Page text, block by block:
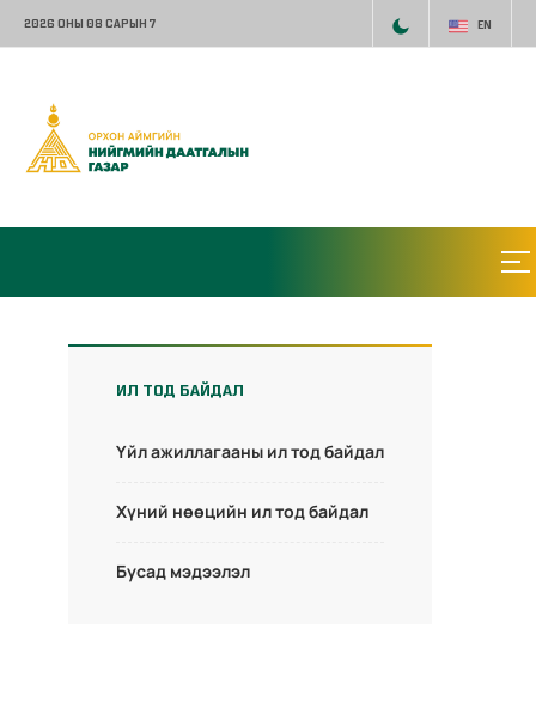
2026 ОНЫ 08 САРЫН 7 EN
ИЛ ТОД БАЙДАЛ
Үйл ажиллагааны ил тод байдал
Хүний нөөцийн ил тод байдал
Бусад мэдээлэл